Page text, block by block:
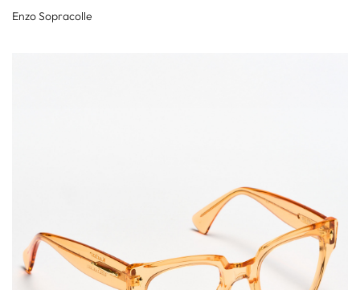
Enzo Sopracolle